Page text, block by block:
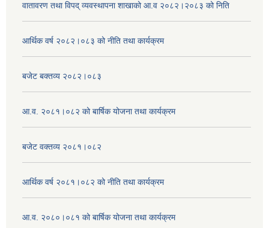
वातावरण तथा विपद् व्यवस्थापना शाखाको आ.व २०८२।२०८३ को निति
आर्थिक वर्ष २०८२।०८३ को नीति तथा कार्यक्रम
बजेट बक्तव्य २०८२।०८३
आ.व. २०८१।०८२ को बार्षिक योजना तथा कार्यक्रम
बजेट वक्तव्य २०८१।०८२
आर्थिक वर्ष २०८१।०८२ को नीति तथा कार्यक्रम
आ.व. २०८०।०८१ को बार्षिक योजना तथा कार्यक्रम